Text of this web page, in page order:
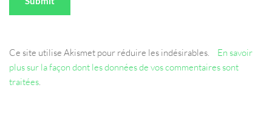
Ce site utilise Akismet pour réduire les indésirables.
En savoir
plus sur la façon dont les données de vos commentaires sont
traitées